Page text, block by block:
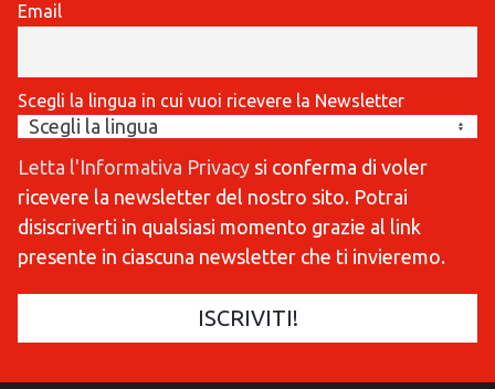
Email
Scegli la lingua in cui vuoi ricevere la Newsletter
Letta l'Informativa Privacy si conferma di voler
ricevere la newsletter del nostro sito. Potrai
disiscriverti in qualsiasi momento grazie al link
presente in ciascuna newsletter che ti invieremo.